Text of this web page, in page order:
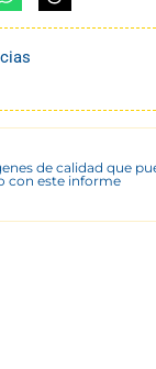
de calidad que
con este informe